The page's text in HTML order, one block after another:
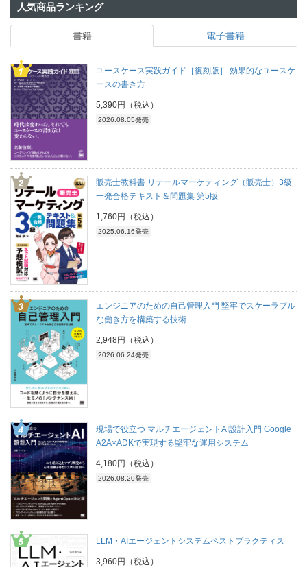
人気商品ランキング
書籍 電子書籍
ユースケース実践ガイド［復刻版］ 効果的なユースケ
ースの書き方
5,390円（税込）
2026.08.05発売
販売士教科書 リテールマーケティング（販売士）3級
一発合格テキスト＆問題集 第5版
1,760円（税込）
2025.06.16発売
エンジニアのための自己管理入門 堅牢でスケーラブル
な働き方を構築する技術
2,948円（税込）
2026.06.24発売
現場で役立つ マルチエージェントAI設計入門 Google
A2A×ADKで実現する堅牢な運用システム
4,180円（税込）
2026.08.20発売
LLM・AIエージェントシステムベストプラクティス
3,960円（税込）